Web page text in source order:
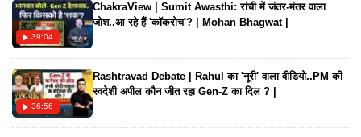
39:04
ChakraView | Sumit Awasthi: रांची में जंतर-मंतर वाला
जोश..आ रहे हैं 'कॉकरोच'? | Mohan Bhagwat |
36:56
Rashtravad Debate | Rahul का 'नूरी' वाला वीडियो..PM की
स्वदेशी अपील कौन जीत रहा Gen-Z का दिल ? |